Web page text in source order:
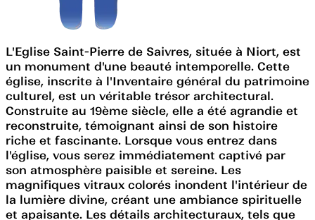
L'Eglise Saint-Pierre de Saivres, située à Niort, est
un monument d'une beauté intemporelle. Cette
église, inscrite à l'Inventaire général du patrimoine
culturel, est un véritable trésor architectural.
Construite au 19ème siècle, elle a été agrandie et
reconstruite, témoignant ainsi de son histoire
riche et fascinante. Lorsque vous entrez dans
l'église, vous serez immédiatement captivé par
son atmosphère paisible et sereine. Les
magnifiques vitraux colorés inondent l'intérieur de
la lumière divine, créant une ambiance spirituelle
et apaisante. Les détails architecturaux, tels que